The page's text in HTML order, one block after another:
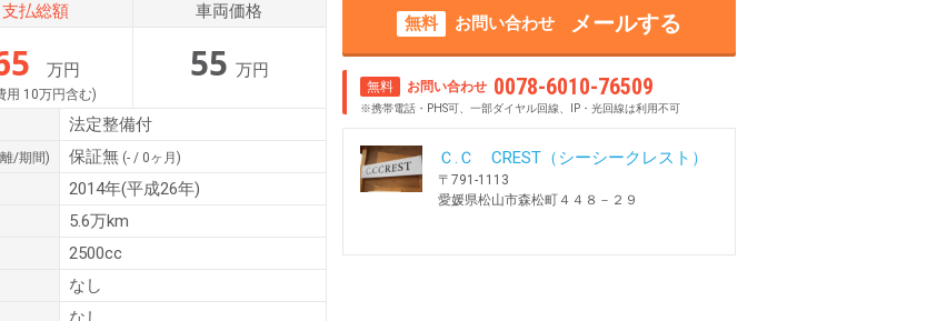
支払総額
万円
用 10万円含む)
車両価格
55 万円
法定整備付
/期間) 保証無(- / 0ヶ月)
2014年(平成26年)
5.6万km
2500cc
なし
無料 お問い合わせ メールする
無料 お問い合わせ 0078-6010-76509
※携帯電話・PHS可、一部ダイヤル回線、IP・光回線は利用不可
Ｃ.Ｃ CREST（シーシークレスト）
〒791-1113
愛媛県松山市森松町４４８－２９